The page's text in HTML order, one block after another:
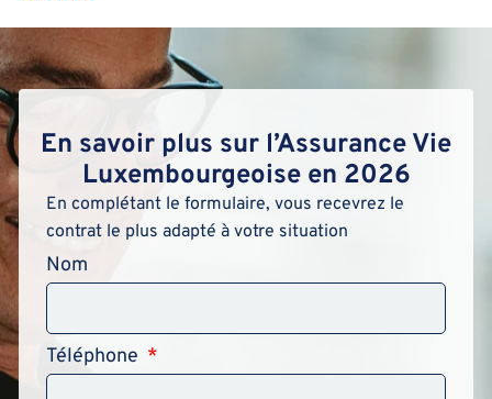
En savoir plus sur l’Assurance Vie
Luxembourgeoise en 2026
En complétant le formulaire, vous recevrez le
contrat le plus adapté à votre situation
Nom
Téléphone